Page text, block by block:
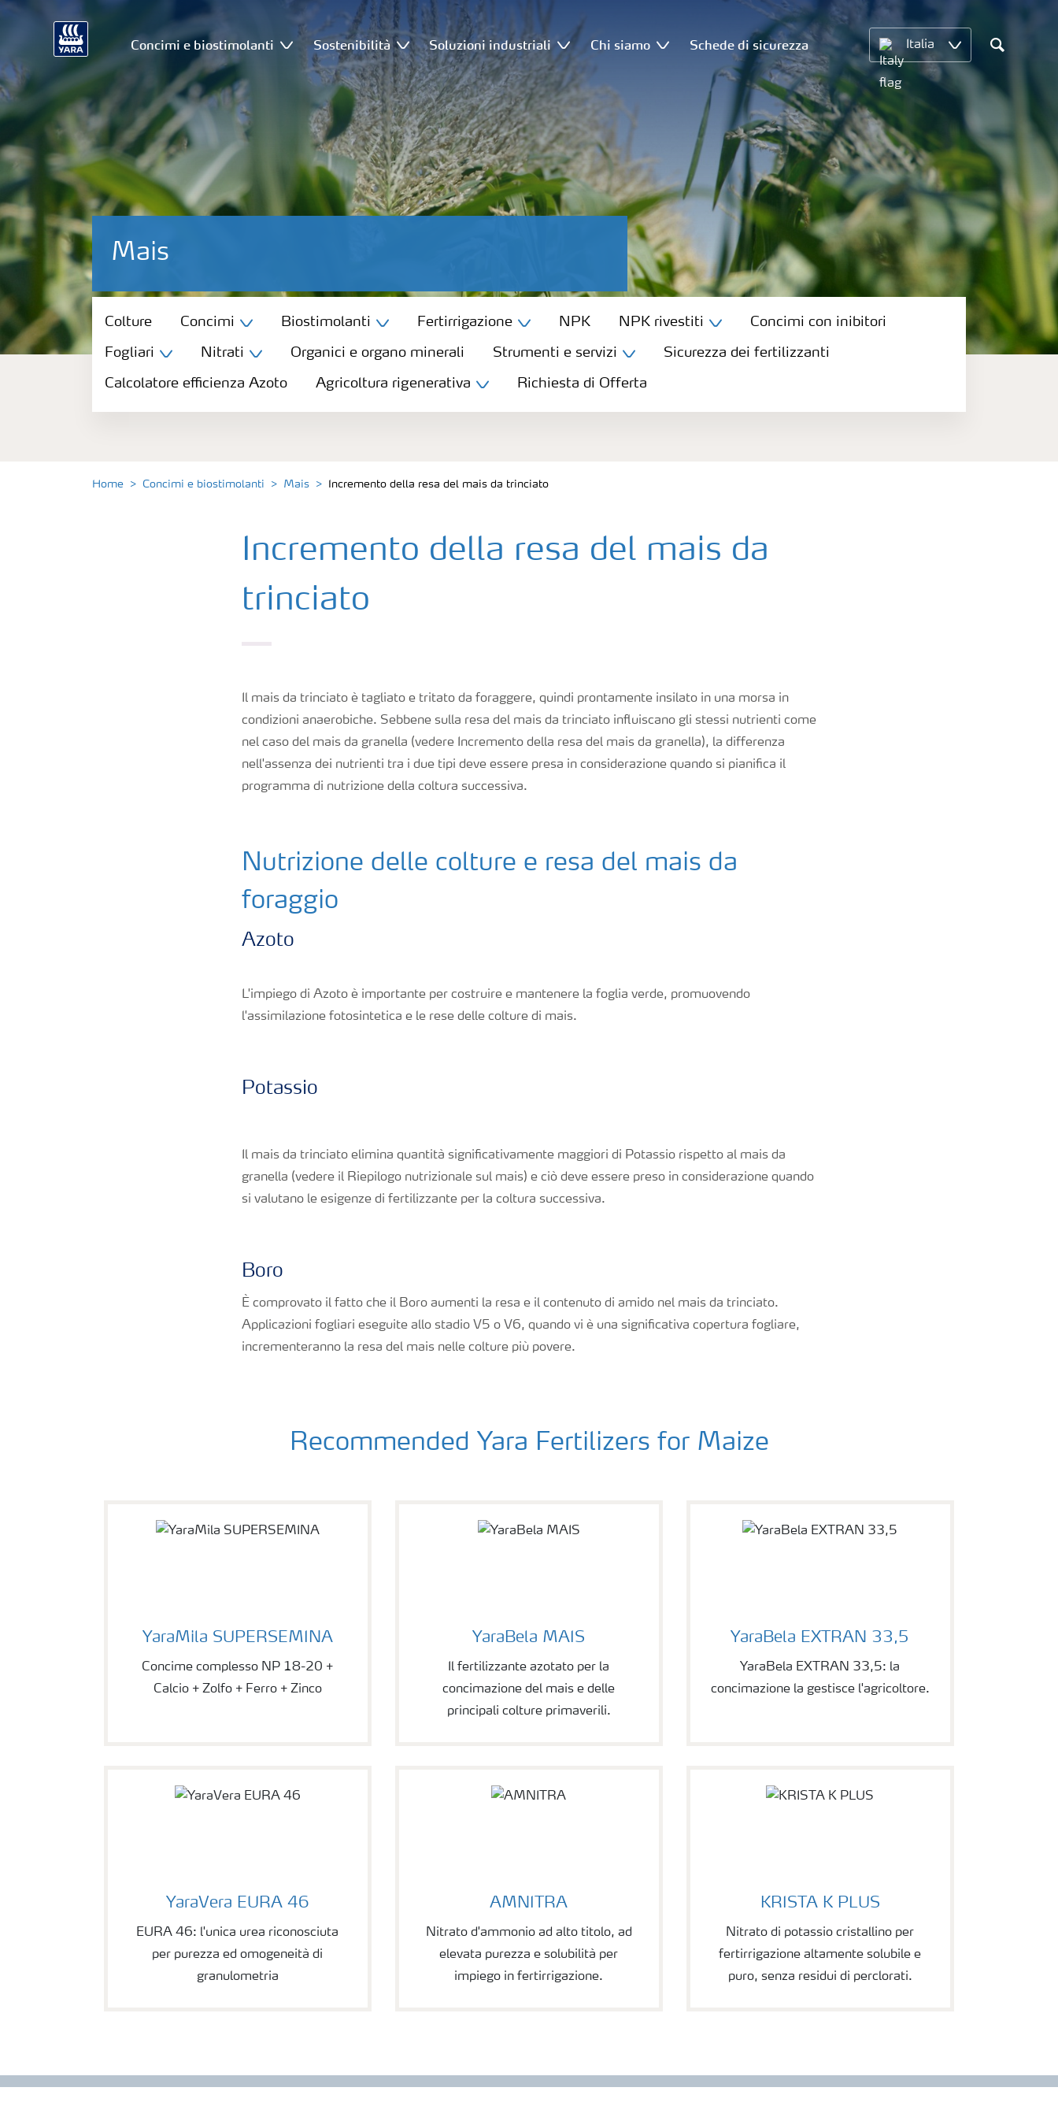
Concimi e biostimolanti Sostenibilità Soluzioni industriali Chi siamo Schede di sicurezza Italia
Search
Mais
Colture
Calcolatore efficienza Azoto
Colture Concimi Biostimolanti Fertirrigazione NPK NPK rivestiti Concimi con inibitori
Fogliari Nitrati Organici e organo minerali Strumenti e servizi Sicurezza dei fertilizzanti
Calcolatore efficienza Azoto Agricoltura rigenerativa Richiesta di Offerta
Home Concimi e biostimolanti Mais Incremento della resa del mais da trinciato
Incremento della resa del mais da
trinciato
Il mais da trinciato è tagliato e tritato da foraggere, quindi prontamente insilato in una morsa in
condizioni anaerobiche. Sebbene sulla resa del mais da trinciato influiscano gli stessi nutrienti come
nel caso del mais da granella (vedere Incremento della resa del mais da granella), la differenza
nell'assenza dei nutrienti tra i due tipi deve essere presa in considerazione quando si pianifica il
programma di nutrizione della coltura successiva.
Nutrizione delle colture e resa del mais da
foraggio
Azoto
L'impiego di Azoto è importante per costruire e mantenere la foglia verde, promuovendo
l'assimilazione fotosintetica e le rese delle colture di mais.
Potassio
Il mais da trinciato elimina quantità significativamente maggiori di Potassio rispetto al mais da
granella (vedere il Riepilogo nutrizionale sul mais) e ciò deve essere preso in considerazione quando
si valutano le esigenze di fertilizzante per la coltura successiva.
Boro
È comprovato il fatto che il Boro aumenti la resa e il contenuto di amido nel mais da trinciato.
Applicazioni fogliari eseguite allo stadio V5 o V6, quando vi è una significativa copertura fogliare,
incrementeranno la resa del mais nelle colture più povere.
Recommended Yara Fertilizers for Maize
YaraMila SUPERSEMINA
Concime complesso NP 18-20 +
Calcio + Zolfo + Ferro + Zinco
YaraBela MAIS
Il fertilizzante azotato per la
concimazione del mais e delle
principali colture primaverili.
YaraBela EXTRAN 33,5
YaraBela EXTRAN 33,5: la
concimazione la gestisce l'agricoltore.
YaraVera EURA 46
EURA 46: l'unica urea riconosciuta
per purezza ed omogeneità di
granulometria
AMNITRA
Nitrato d'ammonio ad alto titolo, ad
elevata purezza e solubilità per
impiego in fertirrigazione.
KRISTA K PLUS
Nitrato di potassio cristallino per
fertirrigazione altamente solubile e
puro, senza residui di perclorati.